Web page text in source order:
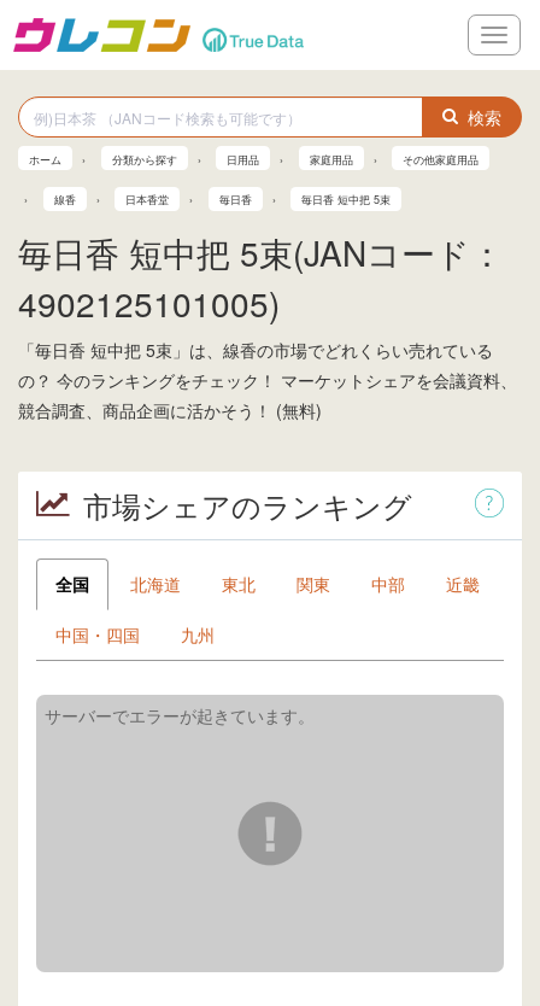
メ
ニ
ー
検索
ホーム 分類から探す 日用品 家庭用品 その他家庭用品
線香 日本香堂 毎日香 毎日香 短中把 5束
毎日香 短中把 5束(JANコード：
4902125101005)
「毎日香 短中把 5束」は、線香の市場でどれくらい売れている
の？ 今のランキングをチェック！ マーケットシェアを会議資料、
競合調査、商品企画に活かそう！ (無料)
市場シェアのランキング
全国 北海道 東北 関東 中部 近畿
中国・四国 九州